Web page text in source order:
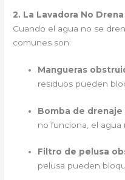
2. La Lavadora No
Cuando el agua no se
comunes son:
Mangueras
residuos pueden
Bomba de drenaje
no funciona, el agua
Filtro de pelusa
pelusa pueden